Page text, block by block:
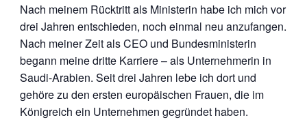
Nach meinem Rücktritt als Ministerin habe ich mich vor
drei Jahren entschieden, noch einmal neu anzufangen.
Nach meiner Zeit als CEO und Bundesministerin
begann meine dritte Karriere – als Unternehmerin in
Saudi-Arabien. Seit drei Jahren lebe ich dort und
gehöre zu den ersten europäischen Frauen, die im
Königreich ein Unternehmen gegründet haben.